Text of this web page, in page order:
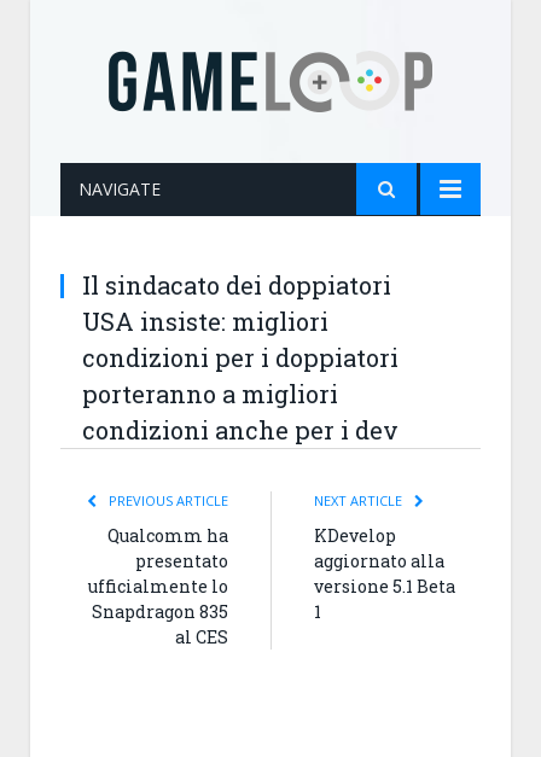
NAVIGATE
Il sindacato dei doppiatori
USA insiste: migliori
condizioni per i doppiatori
porteranno a migliori
condizioni anche per i dev
PREVIOUS ARTICLE
Qualcomm ha
presentato
ufficialmente lo
Snapdragon 835
al CES
NEXT ARTICLE
KDevelop
aggiornato alla
versione 5.1 Beta
1